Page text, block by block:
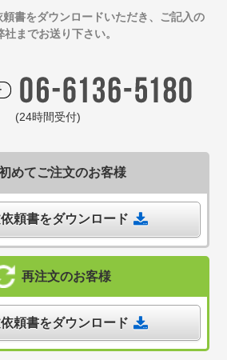
書をダウンロードいただき、ご記入の
社までお送り下さい。
(24時間受付)
めてご注文のお客様
頼書をダウンロード
再注文のお客様
頼書をダウンロード